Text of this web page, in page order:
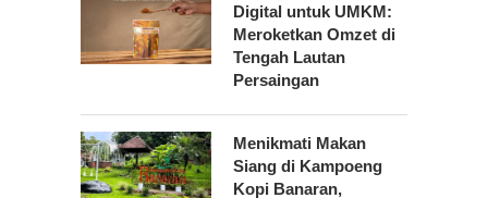
Digital untuk UMKM:
Meroketkan Omzet di
Tengah Lautan
Persaingan
Menikmati Makan
Siang di Kampoeng
Kopi Banaran,